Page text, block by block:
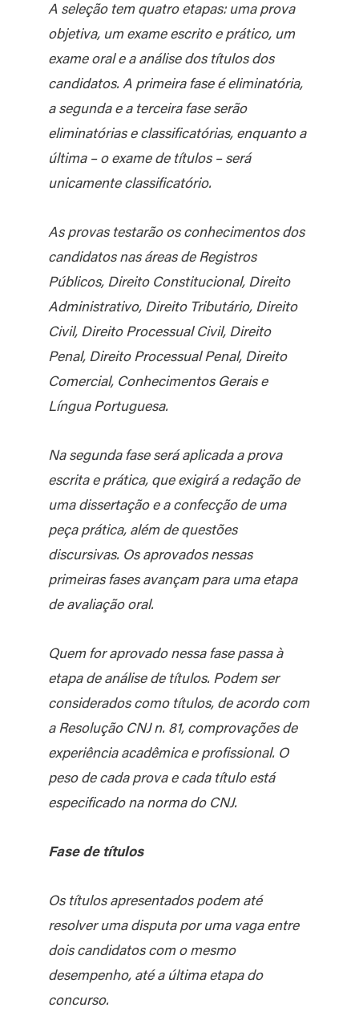
A seleção tem quatro etapas: uma prova
objetiva, um exame escrito e prático, um
exame oral e a análise dos títulos dos
candidatos. A primeira fase é eliminatória,
a segunda e a terceira fase serão
eliminatórias e classificatórias, enquanto a
última – o exame de títulos – será
unicamente classificatório.
As provas testarão os conhecimentos dos
candidatos nas áreas de Registros
Públicos, Direito Constitucional, Direito
Administrativo, Direito Tributário, Direito
Civil, Direito Processual Civil, Direito
Penal, Direito Processual Penal, Direito
Comercial, Conhecimentos Gerais e
Língua Portuguesa.
Na segunda fase será aplicada a prova
escrita e prática, que exigirá a redação de
uma dissertação e a confecção de uma
peça prática, além de questões
discursivas. Os aprovados nessas
primeiras fases avançam para uma etapa
de avaliação oral.
Quem for aprovado nessa fase passa à
etapa de análise de títulos. Podem ser
considerados como títulos, de acordo com
a Resolução CNJ n. 81, comprovações de
experiência acadêmica e profissional. O
peso de cada prova e cada título está
especificado na norma do CNJ.
Fase de títulos
Os títulos apresentados podem até
resolver uma disputa por uma vaga entre
dois candidatos com o mesmo
desempenho, até a última etapa do
concurso.